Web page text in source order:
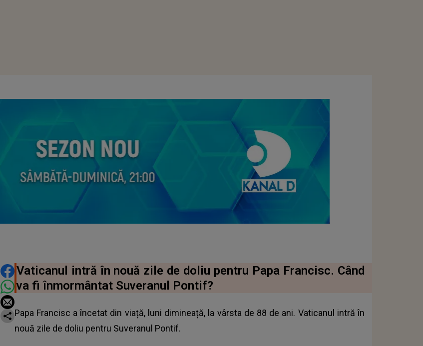
DISTRIBUIE ARTICOLUL
Vaticanul intră în nouă zile de doliu pentru Papa Francisc. Când
va fi înmormântat Suveranul Pontif?
Papa Francisc a încetat din viață, luni dimineață, la vârsta de 88 de ani. Vaticanul intră în
nouă zile de doliu pentru Suveranul Pontif.